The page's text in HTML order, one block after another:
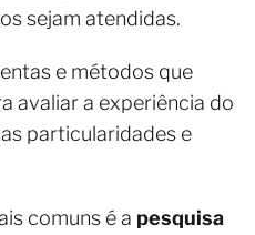
sejam atendidas.
e métodos que
avaliar a experiência do
particularidades e
comuns é a pesquisa